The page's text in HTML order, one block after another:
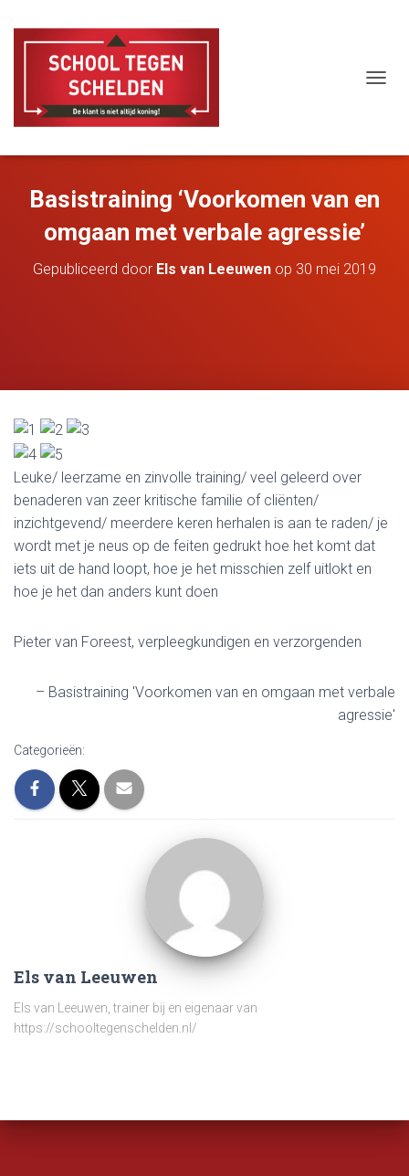
L
N
Basistraining ‘Voorkomen van en
omgaan met verbale agressie’
Gepubliceerd door Els van Leeuwen op 30 mei 2019
Leuke/ leerzame en zinvolle training/ veel geleerd over
benaderen van zeer kritische familie of cliënten/
inzichtgevend/ meerdere keren herhalen is aan te raden/ je
wordt met je neus op de feiten gedrukt hoe het komt dat
iets uit de hand loopt, hoe je het misschien zelf uitlokt en
hoe je het dan anders kunt doen
Pieter van Foreest, verpleegkundigen en verzorgenden
Basistraining 'Voorkomen van en omgaan met verbale
agressie'
Categorieën:
Els van Leeuwen
Els van Leeuwen, trainer bij en eigenaar van
https://schooltegenschelden.nl/